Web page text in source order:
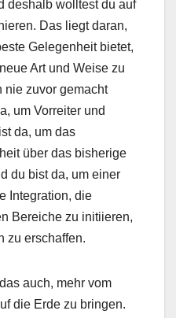
deshalb wolltest du auf
Das liegt daran,
Gelegenheit bietet,
Art und Weise zu
nie zuvor gemacht
um Vorreiter und
da, um das
über das bisherige
du bist da, um einer
Integration, die
Bereiche zu initiieren,
zu erschaffen.
auch, mehr vom
die Erde zu bringen.